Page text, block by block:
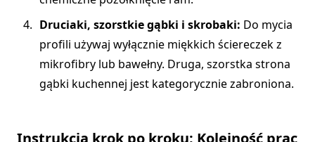
Druciaki, szorstkie gąbki i skrobaki: Do mycia
profili używaj wyłącznie miękkich ściereczek z
mikrofibry lub bawełny. Druga, szorstka strona
gąbki kuchennej jest kategorycznie zabroniona.